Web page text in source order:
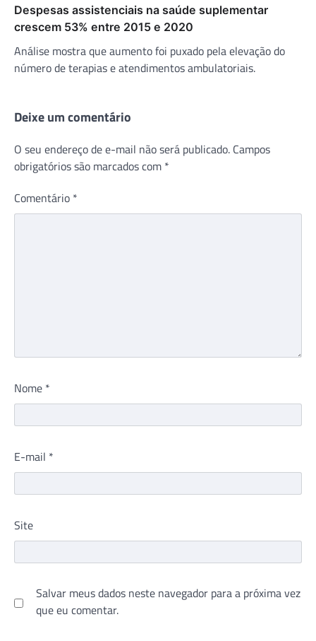
Despesas assistenciais na saúde suplementar
crescem 53% entre 2015 e 2020
Análise mostra que aumento foi puxado pela elevação do
número de terapias e atendimentos ambulatoriais.
Deixe um comentário
O seu endereço de e-mail não será publicado. Campos
obrigatórios são marcados com *
Comentário *
Nome *
E-mail *
Site
Salvar meus dados neste navegador para a próxima vez
que eu comentar.